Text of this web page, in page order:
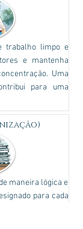
trabalho limpo e
e mantenha
Uma
para uma
maneira lógica e
para cada